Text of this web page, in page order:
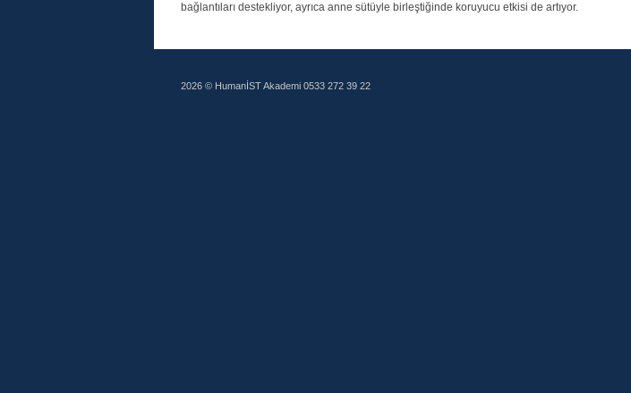
bağlantıları destekliyor, ayrıca anne sütüyle birleştiğinde koruyucu etkisi de artıyor.
2026 © HumanİST Akademi 0533 272 39 22